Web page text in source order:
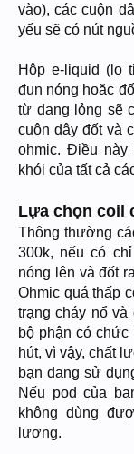
vào), các cuộn
yếu sẽ có nút
Hộp e-liquid (lọ
đun nóng hoặc
từ dạng lỏng sẽ
cuộn dây đốt và
ohmic. Điều
khói của tất cả
Lựa chọn coil
Thông thường
300k, nếu có
nóng lên và đốt
Ohmic quá thấp
trạng cháy nổ
bộ phận có
hút, vì vậy, chất
bạn đang sử
Nếu pod của
không dùng
lượng.